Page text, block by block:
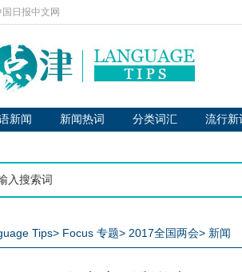
国日报中文网
新闻 新闻热词 分类词汇 流行新
Tips> Focus 专题> 2017全国两会> 新闻